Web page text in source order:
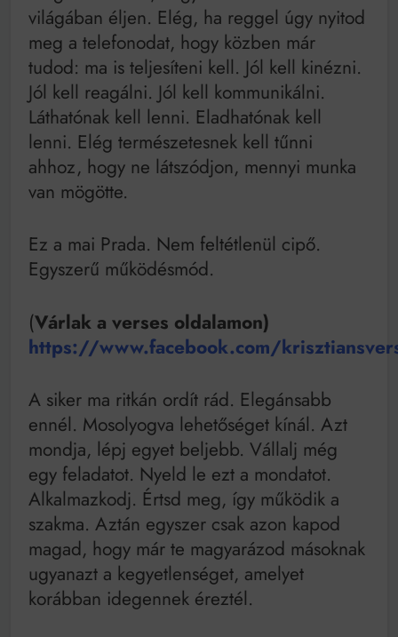
világában éljen. Elég, ha reggel úgy nyitod
meg a telefonodat, hogy közben már
tudod: ma is teljesíteni kell. Jól kell kinézni.
Jól kell reagálni. Jól kell kommunikálni.
Láthatónak kell lenni. Eladhatónak kell
lenni. Elég természetesnek kell tűnni
ahhoz, hogy ne látszódjon, mennyi munka
van mögötte.
Ez a mai Prada. Nem feltétlenül cipő.
Egyszerű működésmód.
(Várlak a verses oldalamon)
https://www.facebook.com/
A siker ma ritkán ordít rád. Elegánsabb
ennél. Mosolyogva lehetőséget kínál. Azt
mondja, lépj egyet beljebb. Vállalj még
egy feladatot. Nyeld le ezt a mondatot.
Alkalmazkodj. Értsd meg, így működik a
szakma. Aztán egyszer csak azon kapod
magad, hogy már te magyarázod másoknak
ugyanazt a kegyetlenséget, amelyet
korábban idegennek éreztél.